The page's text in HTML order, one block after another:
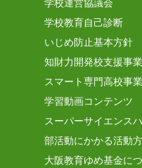
学校運営協議会
学校教育自己診断
いじめ防止基本方針
知財力開発校支援事業
スマート専門高校事業
学習動画コンテンツ
スーパーサイエンス
部活動にかかる活動
大阪教育ゆめ基金に